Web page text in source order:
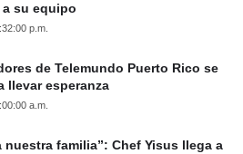
su equipo
p.m.
de Telemundo Puerto Rico se
llevar esperanza
a.m.
nuestra familia”: Chef Yisus llega a